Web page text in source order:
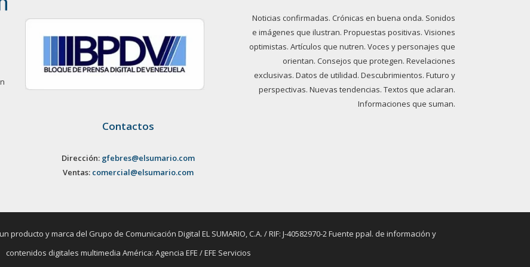
Contactos
Dirección: gfebres@elsumario.com
Ventas: comercial@elsumario.com
Noticias confirmadas. Crónicas en buena onda. Sonidos
e imágenes que ilustran. Propuestas positivas. Visiones
optimistas. Artículos que nutren. Voces y personajes que
orientan. Consejos que protegen. Revelaciones
exclusivas. Datos de utilidad. Descubrimientos. Futuro y
perspectivas. Nuevas tendencias. Textos que aclaran.
Informaciones que suman.
y marca del Grupo de Comunicación Digital EL SUMARIO, C.A. / RIF: J-40582970-2 Fuente ppal. de información y
contenidos digitales multimedia América: Agencia EFE / EFE Servicios